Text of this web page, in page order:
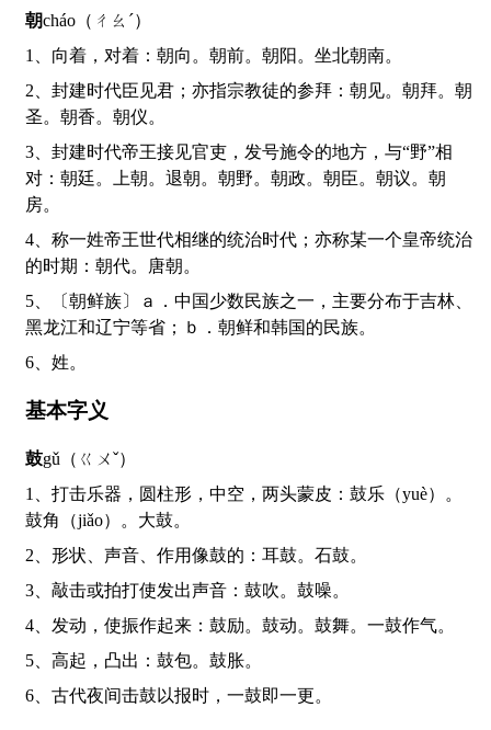
朝cháo（ㄔㄠˊ）
1、向着，对着：朝向。朝前。朝阳。坐北朝南。
2、封建时代臣见君；亦指宗教徒的参拜：朝见。朝拜。朝
圣。朝香。朝仪。
3、封建时代帝王接见官吏，发号施令的地方，与“野”相
对：朝廷。上朝。退朝。朝野。朝政。朝臣。朝议。朝
房。
4、称一姓帝王世代相继的统治时代；亦称某一个皇帝统治
的时期：朝代。唐朝。
5、〔朝鲜族〕ａ．中国少数民族之一，主要分布于吉林、
黑龙江和辽宁等省；ｂ．朝鲜和韩国的民族。
6、姓。
基本字义
鼓gǔ（ㄍㄨˇ）
1、打击乐器，圆柱形，中空，两头蒙皮：鼓乐（yuè）。
鼓角（jiǎo）。大鼓。
2、形状、声音、作用像鼓的：耳鼓。石鼓。
3、敲击或拍打使发出声音：鼓吹。鼓噪。
4、发动，使振作起来：鼓励。鼓动。鼓舞。一鼓作气。
5、高起，凸出：鼓包。鼓胀。
6、古代夜间击鼓以报时，一鼓即一更。